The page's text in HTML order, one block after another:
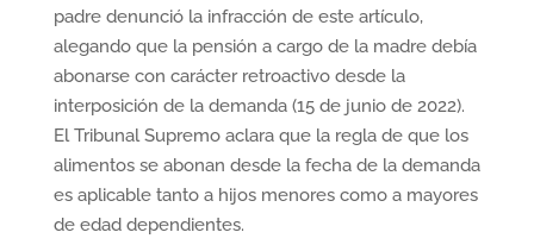
padre denunció la infracción de este artículo,
alegando que la pensión a cargo de la madre debía
abonarse con carácter retroactivo desde la
interposición de la demanda (15 de junio de 2022).
El Tribunal Supremo aclara que la regla de que los
alimentos se abonan desde la fecha de la demanda
es aplicable tanto a hijos menores como a mayores
de edad dependientes.